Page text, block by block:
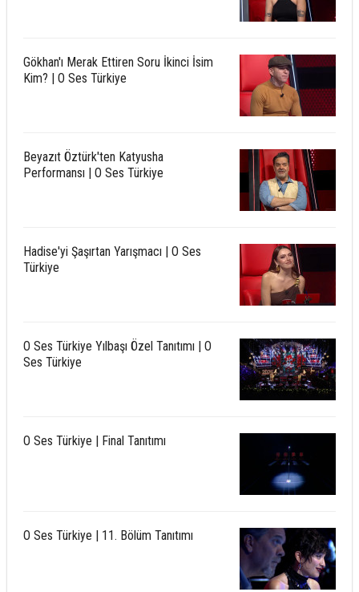
Gökhan'ı Merak Ettiren Soru İkinci İsim
Kim? | O Ses Türkiye
Beyazıt Öztürk'ten Katyusha
Performansı | O Ses Türkiye
Hadise'yi Şaşırtan Yarışmacı | O Ses
Türkiye
O Ses Türkiye Yılbaşı Özel Tanıtımı | O
Ses Türkiye
O Ses Türkiye | Final Tanıtımı
O Ses Türkiye | 11. Bölüm Tanıtımı